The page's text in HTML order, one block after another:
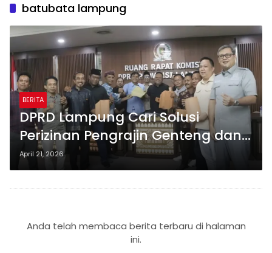
batubata lampung
BERITA
DPRD Lampung Cari Solusi
Perizinan Pengrajin Genteng dan
Batu Bata, Dorong Kebijakan
Lebih Sederhana
April 21, 2026
Anda telah membaca berita terbaru di halaman
ini.